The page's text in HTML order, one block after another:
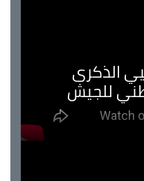
الذكرى
للجيش